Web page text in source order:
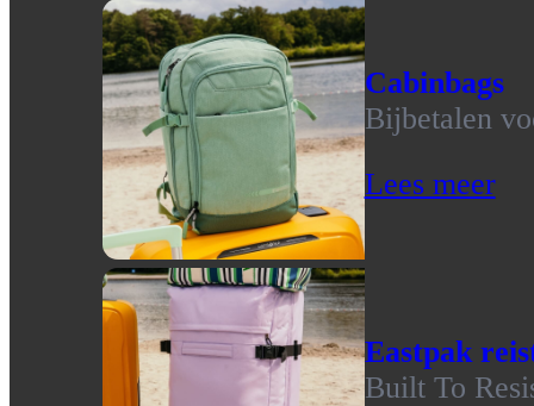
Cabinbags
Bijbetalen
Lees meer
Eastpak
Built To